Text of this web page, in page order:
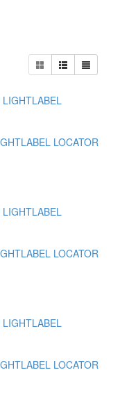
LOCATOR
LOCATOR
LOCATOR